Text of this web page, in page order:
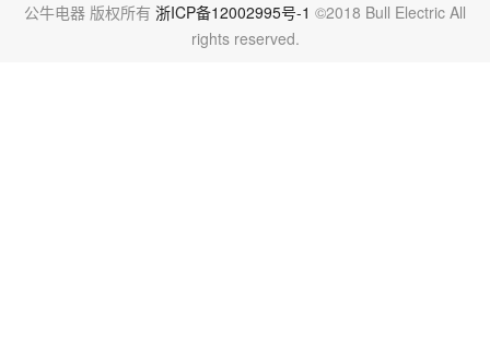
公牛电器 版权所有 浙ICP备12002995号-1 ©2018 Bull Electric All
rights reserved.